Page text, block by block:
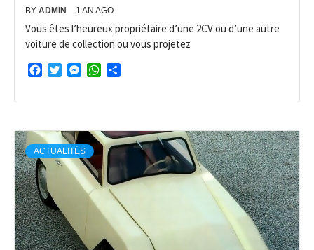
BY ADMIN 1 AN AGO
Vous êtes l’heureux propriétaire d’une 2CV ou d’une autre
voiture de collection ou vous projetez
FacebookTwitterMessengerWhatsApp
ACTUALITÉS